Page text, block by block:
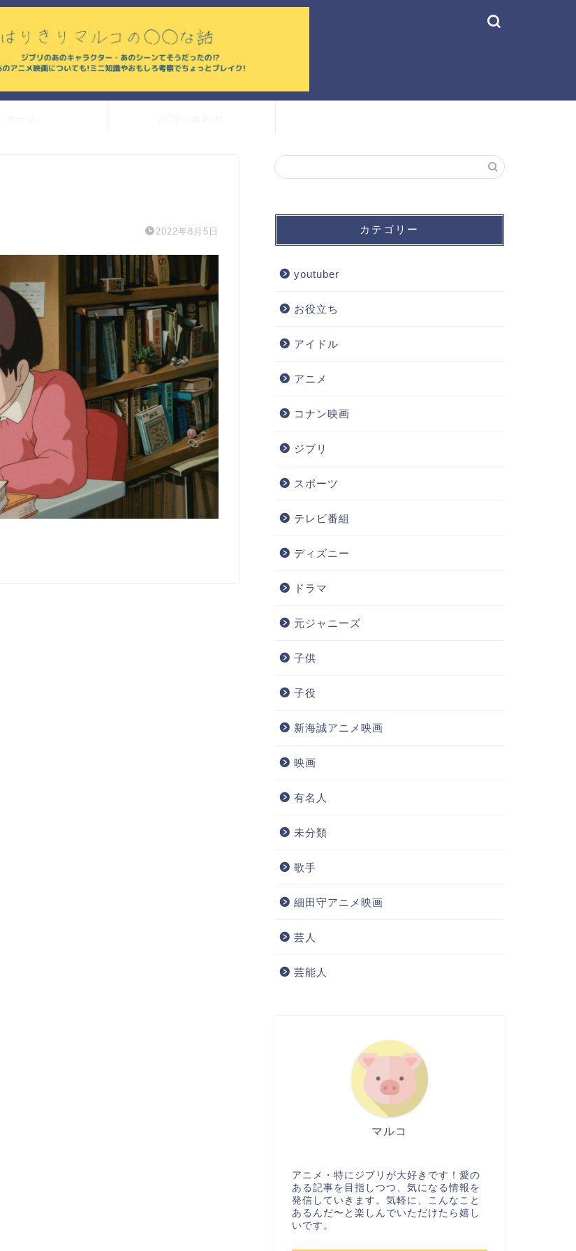
2022年8月5日 カテゴリー
youtuber
お役立ち
アイドル
アニメ
コナン映画
ジブリ
スポーツ
テレビ番組
ディズニー
ドラマ
元ジャニーズ
子供
子役
新海誠アニメ映画
映画
有名人
未分類
歌手
細田守アニメ映画
芸人
芸能人
マルコ
アニメ・特にジブリが大好きです！愛の
ある記事を目指しつつ、気になる情報を
発信していきます。気軽に、こんなこと
あるんだ〜と楽しんでいただけたら嬉し
いです。